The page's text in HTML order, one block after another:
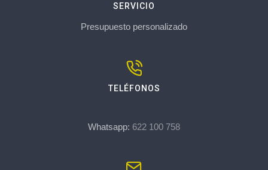
SERVICIO
Presupuesto personalizado
TELÉFONOS
Whatsapp: 622 100 758